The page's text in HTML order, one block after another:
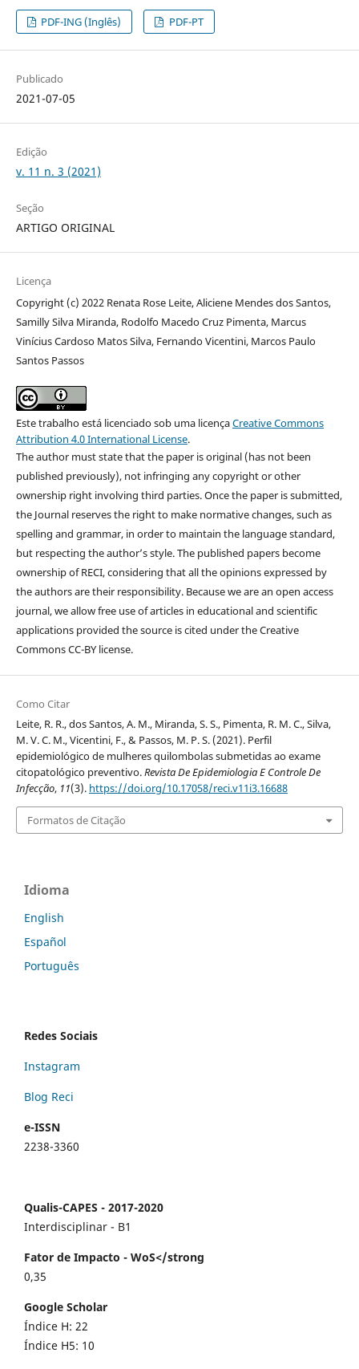
PDF-ING (Inglês) PDF-PT
Publicado
2021-07-05
Edição
v. 11 n. 3 (2021)
Seção
ARTIGO ORIGINAL
Licença
Copyright (c) 2022 Renata Rose Leite, Aliciene Mendes dos Santos,
Samilly Silva Miranda, Rodolfo Macedo Cruz Pimenta, Marcus
Vinícius Cardoso Matos Silva, Fernando Vicentini, Marcos Paulo
Santos Passos
Este trabalho está licenciado sob uma licençaCreative Commons
Attribution 4.0 International License.
The author must state that the paper is original (has not been
published previously), not infringing any copyright or other
ownership right involving third parties. Once the paper is submitted,
the Journal reserves the right to make normative changes, such as
spelling and grammar, in order to maintain the language standard,
but respecting the author’s style. The published papers become
ownership of RECI, considering that all the opinions expressed by
the authors are their responsibility. Because we are an open access
journal, we allow free use of articles in educational and scientific
applications provided the source is cited under the Creative
Commons CC-BY license.
Como Citar
Leite, R. R., dos Santos, A. M., Miranda, S. S., Pimenta, R. M. C., Silva,
M. V. C. M., Vicentini, F., & Passos, M. P. S. (2021). Perfil
epidemiológico de mulheres quilombolas submetidas ao exame
citopatológico preventivo.Revista De Epidemiologia E Controle De
Infecção, 11(3). https://doi.org/10.17058/reci.v11i3.16688
Formatos de Citação
Idioma
English
Español
Português
Redes Sociais
Instagram
Blog Reci
e-ISSN
2238-3360
Qualis-CAPES - 2017-2020
Interdisciplinar - B1
Fator de Impacto - WoS</strong
0,35
Google Scholar
Índice H: 22
Índice H5: 10